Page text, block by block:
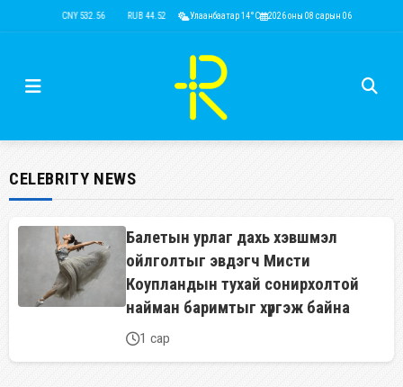
USD 3,593.50 CNY 532.56 RUB 44.52 EUR 4,146.36 KRW 2.52
Улаанбаатар 14°C 2026 оны 08 сарын 06
CELEBRITY NEWS
Балетын урлаг дахь хэвшмэл
ойлголтыг эвдэгч Мисти
Коупландын тухай сонирхолтой
найман баримтыг хүргэж байна
1 сар